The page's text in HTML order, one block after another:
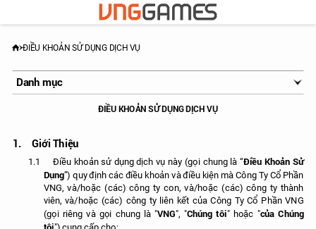
ĐIỀU KHOẢN SỬ DỤNG DỊCH VỤ
Danh mục
Điều Khoản Sử Dụng Dịch Vụ
ĐIỀU KHOẢN SỬ DỤNG DỊCH VỤ
1. Giới Thiệu
1.1 Điều khoản sử dụng dịch vụ này (gọi chung là “Điều Khoản Sử
Dụng”) quy định các điều khoản và điều kiện mà Công Ty Cổ Phần
VNG, và/hoặc (các) công ty con, và/hoặc (các) công ty thành
viên, và/hoặc (các) công ty liên kết của Công Ty Cổ Phần VNG
(gọi riêng và gọi chung là "VNG", "Chúng tôi" hoặc "của Chúng
tôi") cung cấp cho: